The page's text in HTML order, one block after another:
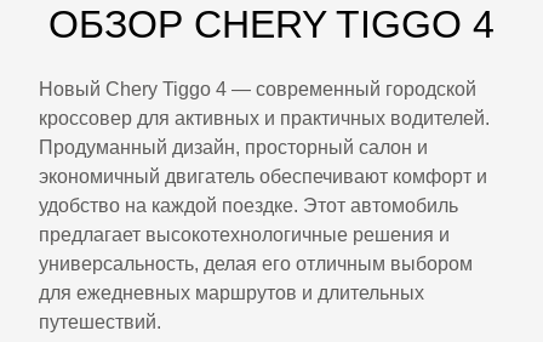
ОБЗОР CHERY TIGGO 4
Новый Chery Tiggo 4 — современный городской
кроссовер для активных и практичных водителей.
Продуманный дизайн, просторный салон и
экономичный двигатель обеспечивают комфорт и
удобство на каждой поездке. Этот автомобиль
предлагает высокотехнологичные решения и
универсальность, делая его отличным выбором
для ежедневных маршрутов и длительных
путешествий.